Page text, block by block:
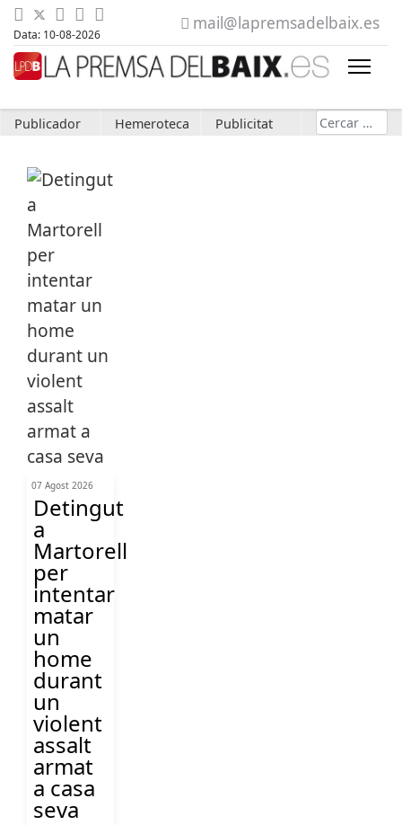
Data: 10-08-2026
mail@lapremsadelbaix.es
Publicador Hemeroteca Publicitat Cerca
07 Agost 2026
Detingut
a
Martorell
per
intentar
matar
un
home
durant
un
violent
assalt
armat
a casa
seva